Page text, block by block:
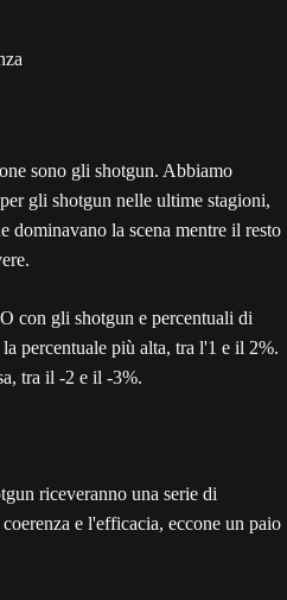
sono gli shotgun. Abbiamo
gli shotgun nelle ultime stagioni,
dominavano la scena mentre il resto
riceveranno una serie di
e l'efficacia, eccone un paio